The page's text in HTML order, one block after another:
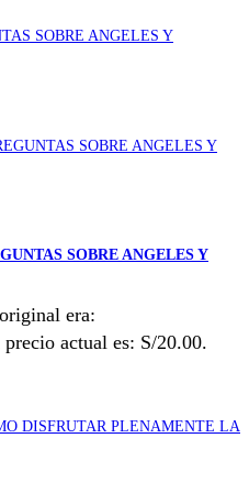
SOBRE ANGELES Y
era:
actual es: S/20.00.